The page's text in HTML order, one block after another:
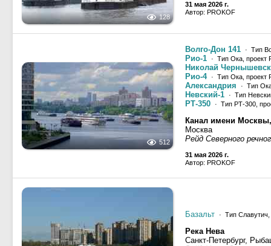
128
31 мая 2026 г.
Автор: PROKOF
512
Волго-Дон 141 · Тип
Рио-1 · Тип Ока, проект
Николай
Рио-4
· Тип Ока, проект
Александрия · Тип
Невский-1 · Тип
РТ-350 · Тип РТ-300,
Канал имени
Москва
Рейд Северного
31 мая 2026 г.
Автор: PROKOF
Базальт · Тип
Река Нева
Санкт-Петербург,